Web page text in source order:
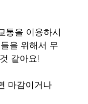
통을 이용하시
을 위해서 무
같아요!
마감이거나